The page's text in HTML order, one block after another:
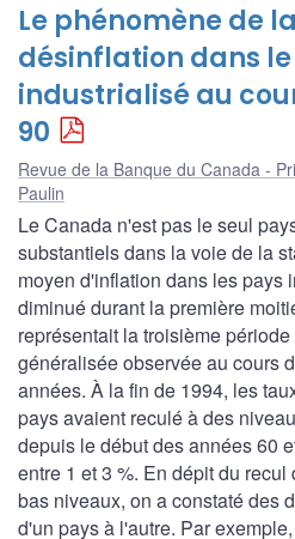
Le phénomène de la
désinflation dans
industrialisé au
90
Revue de la Banque du Canada -
Paulin
Le Canada n'est pas le seul
substantiels dans la voie de la
moyen d'inflation dans les pays
diminué durant la première
représentait la troisième
généralisée observée au cours
années. À la fin de 1994, les
pays avaient reculé à des
depuis le début des années 60
entre 1 et 3 %. En dépit du
bas niveaux, on a constaté des
d'un pays à l'autre. Par